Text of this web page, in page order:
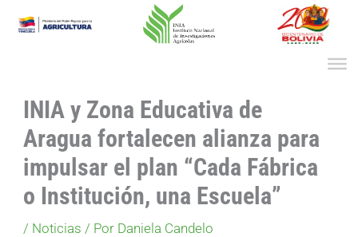
INIA y Zona Educativa de
Aragua fortalecen alianza para
impulsar el plan “Cada Fábrica
o Institución, una Escuela”
/ Noticias / Por Daniela Candelo